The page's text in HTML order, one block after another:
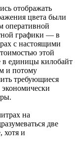
отображать
цвета были
оперативной
графики — в
с настоящими
этой
в единицы килобайт
и потому
требующиеся
на
две
хотя и